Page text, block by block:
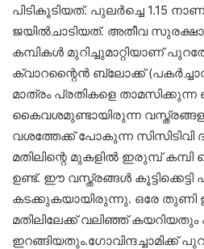
പിടികൂടിയത്. പുലര്‍ച്ചെ 1.15 നാണ്
ജയില്‍ചാടിയത്. അതീവ സുരക്ഷാ
കമ്പികള്‍ മുറിച്ചുമാറ്റിയാണ്
ക്വാറന്റൈന്‍ ബ്ലോക്ക്
മാത്രം പ്രതികളെ താമസിക്കുന്ന
കൈവശമുണ്ടായിരുന്ന
വശത്തേക്ക് പോകുന്ന സിസിടിവി
മതിലിന്റെ മുകളില്‍ ഇരുമ്പ്
ഉണ്ട്. ഈ വസ്ത്രങ്ങള്‍ കൂട്ടിക്കെട്ടി
കടക്കുകയായിരുന്നു. ഒരേ തുണി
മതിലിലേക്ക് വലിഞ്ഞ്
ഇറങ്ങിയതും.ഗോവിന്ദച്ചാമിക്ക്